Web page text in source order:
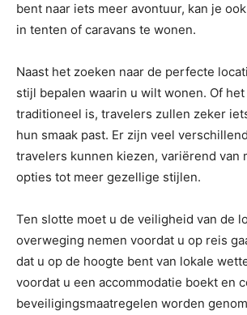
bent naar iets meer avontuur, kan je
in tenten of caravans te wonen.
Naast het zoeken naar de perfecte
stijl bepalen waarin u wilt wonen. Of
traditioneel is, travelers zullen zeker
hun smaak past. Er zijn veel
travelers kunnen kiezen, variërend van
opties tot meer gezellige stijlen.
Ten slotte moet u de veiligheid van de
overweging nemen voordat u op reis
dat u op de hoogte bent van lokale
voordat u een accommodatie boekt en
beveiligingsmaatregelen worden